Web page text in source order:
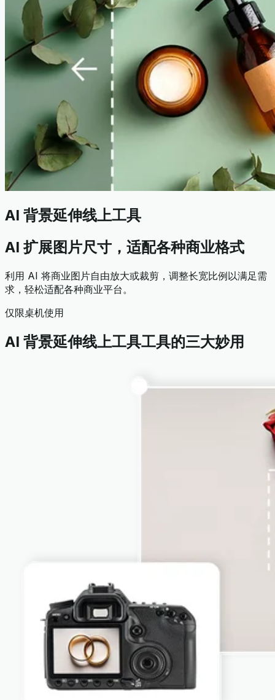
AI 背景延伸线上工具
AI 扩展图片尺寸，适配各种商业格式
利用 AI 将商业图片自由放大或裁剪，调整长宽比例以满足需
求，轻松适配各种商业平台。
仅限桌机使用
AI 背景延伸线上工具工具的三大妙用